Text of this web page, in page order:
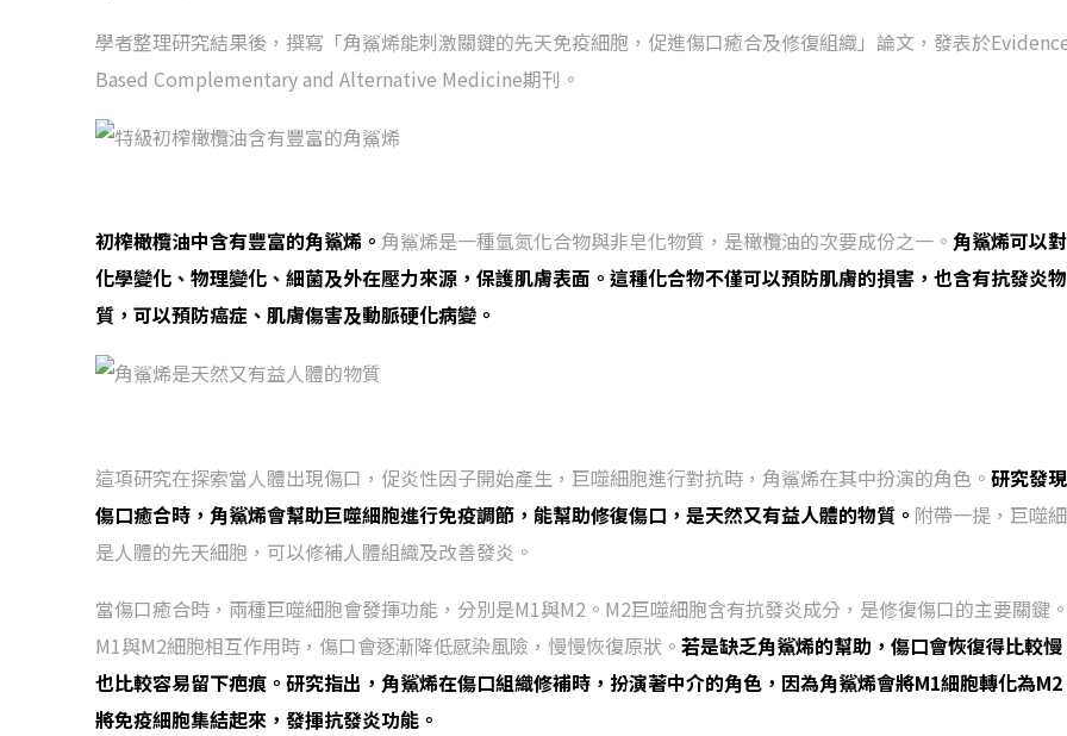
學者整理研究結果後，撰寫「角鯊烯能刺激關鍵的先天免疫細胞，促進傷口癒合及修復組織」論文，發表於
Based Complementary and Alternative Medicine期刊。
初榨橄欖油中含有豐富的角鯊烯。 角鯊烯是一種氫氮化合物與非皂化物質，是橄欖油的次要成份之一。 角鯊烯可以
化學變化、物理變化、細菌及外在壓力來源，保護肌膚表面。這種化合物不僅可以預防肌膚的損害，也含有抗發炎物
質，可以預防癌症、肌膚傷害及動脈硬化病變。
這項研究在探索當人體出現傷口，促炎性因子開始產生，巨噬細胞進行對抗時，角鯊烯在其中扮演的角色。 研究發
傷口癒合時，角鯊烯會幫助巨噬細胞進行免疫調節，能幫助修復傷口，是天然又有益人體的物質。 附帶一提，巨噬
是人體的先天細胞，可以修補人體組織及改善發炎。
當傷口癒合時，兩種巨噬細胞會發揮功能，分別是M1與M2。M2巨噬細胞含有抗發炎成分，是修復傷口的主要關鍵
M1與M2細胞相互作用時，傷口會逐漸降低感染風險，慢慢恢復原狀。 若是缺乏角鯊烯的幫助，傷口會恢復得比較慢
也比較容易留下疤痕。研究指出，角鯊烯在傷口組織修補時，扮演著中介的角色，因為角鯊烯會將M1細胞轉化為M2
將免疫細胞集結起來，發揮抗發炎功能。